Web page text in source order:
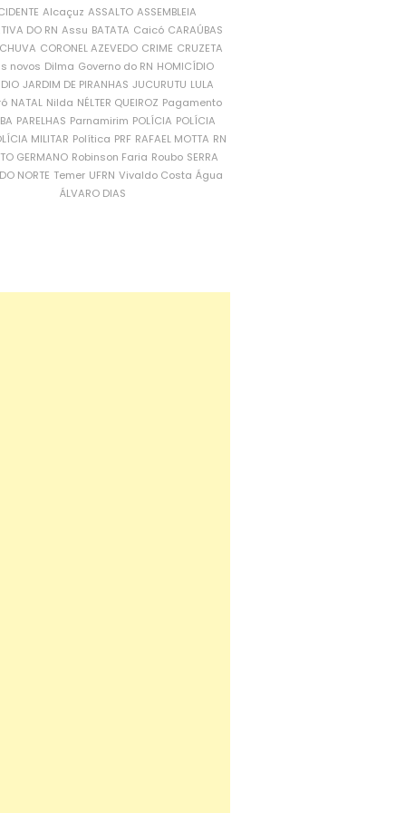
Alcaçuz ASSALTO ASSEMBLEIA
DO RN Assu BATATA Caicó CARAÚBAS
CORONEL AZEVEDO CRIME CRUZETA
novos Dilma Governo do RN HOMICÍDIO
JARDIM DE PIRANHAS JUCURUTU LULA
NATAL Nilda NÉLTER QUEIROZ Pagamento
PARELHAS Parnamirim POLÍCIA POLÍCIA
MILITAR Política PRF RAFAEL MOTTA RN
GERMANO Robinson Faria Roubo SERRA
NORTE Temer UFRN Vivaldo Costa Água
ÁLVARO DIAS